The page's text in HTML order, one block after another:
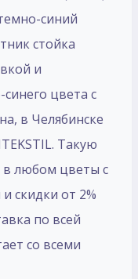
синий
стойка
и
цвета с
в Челябинске
Такую
в любом цветы с
скидки от 2%
по всей
со всеми